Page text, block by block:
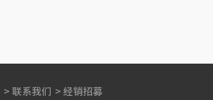
> 联系我们 > 经销招募